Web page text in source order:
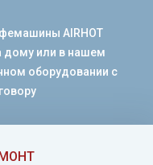
AIRHOT
дому или в нашем
оборудовании с